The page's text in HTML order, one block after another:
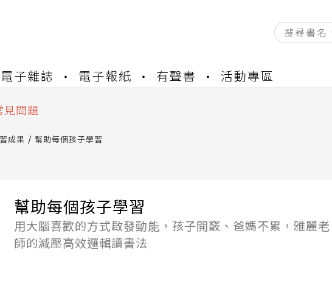
電子雜誌 電子報紙 有聲書 活動專區
維護中，本站同步暫停部分閱讀服務
見問題
說明及資產合併結果查詢
維護中，本站同步暫停部分閱讀服務
成果 幫助每個孩子學習
幫助每個孩子學習
用大腦喜歡的方式啟發動能，孩子開竅、爸媽不累，雅麗老
師的減壓高效邏輯讀書法